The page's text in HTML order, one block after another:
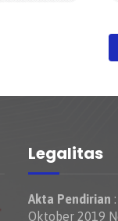
Legalitas
Akta Pendirian
Oktober 2019